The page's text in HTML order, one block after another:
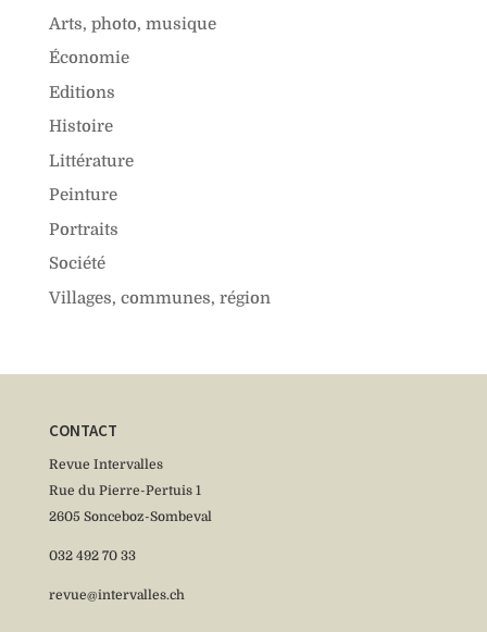
Arts, photo, musique
Économie
Editions
Histoire
Littérature
Peinture
Portraits
Société
Villages, communes, région
CONTACT
Revue Intervalles
Rue du Pierre-Pertuis 1
2605 Sonceboz-Sombeval
032 492 70 33
revue@intervalles.ch